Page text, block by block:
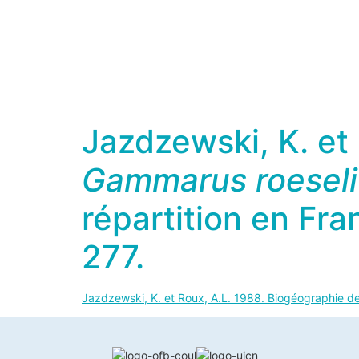
Jazdzewski, K. et
Gammarus roeseli
répartition en
277.
Jazdzewski, K. et Roux, A.L. 1988. Biogéographie